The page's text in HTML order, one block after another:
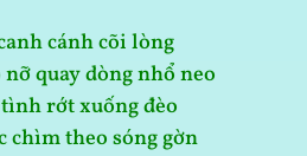
cánh cõi lòng
quay dòng nhổ neo
rớt xuống đèo
chìm theo sóng gờn